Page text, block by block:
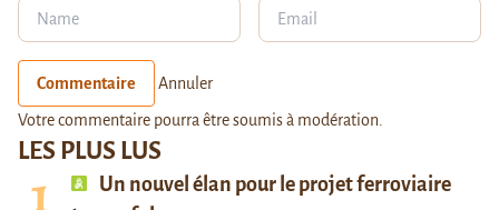
LES PLUS LUS
Un nouvel élan pour le projet ferroviaire
Commentaire Annuler
Votre commentaire pourra être soumis à modération.